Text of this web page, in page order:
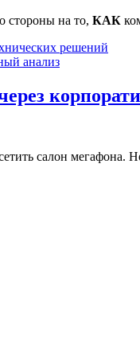
стороны на то, КАК
решений
анализ
салон мегафона.